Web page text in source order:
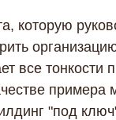
которую
все тонкости
"под